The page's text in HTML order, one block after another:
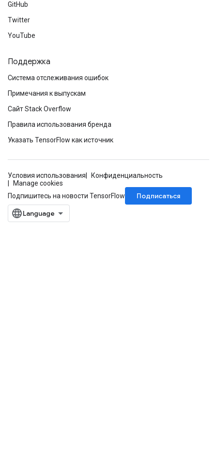
GitHub
Twitter
YouTube
Поддержка
Система отслеживания ошибок
Примечания к выпускам
Сайт Stack Overflow
Правила использования бренда
Указать TensorFlow как источник
Условия использования
Конфиденциальность
Manage cookies
Подпишитесь на новости TensorFlow
Подписаться